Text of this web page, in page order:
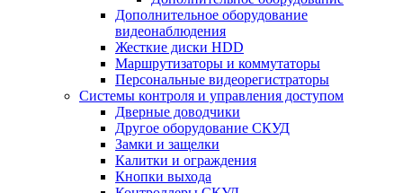
Дополнительное оборудование
видеонаблюдения
Жесткие диски HDD
Маршрутизаторы и коммутаторы
Персональные видеорегистраторы
Системы контроля и управления доступом
Дверные доводчики
Другое оборудование СКУД
Замки и защелки
Калитки и ограждения
Кнопки выхода